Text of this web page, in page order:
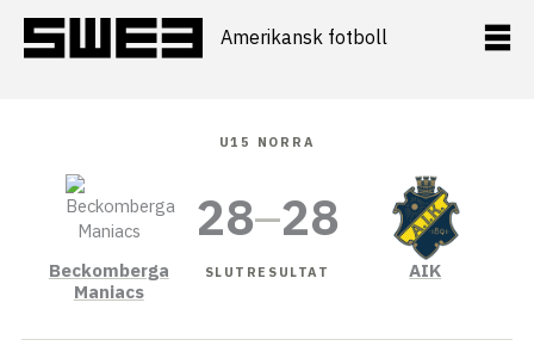
innehåll
Amerikansk fotboll
U15 NORRA
Beckomberga
Maniacs
28–28
SLUTRESULTAT AIK